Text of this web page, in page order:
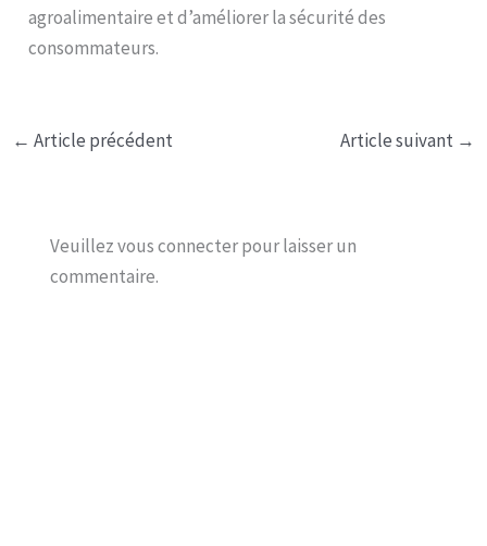
agroalimentaire et d’améliorer la sécurité des
consommateurs.
← Article précédent Article suivant →
Veuillez vous connecter pour laisser un
commentaire.